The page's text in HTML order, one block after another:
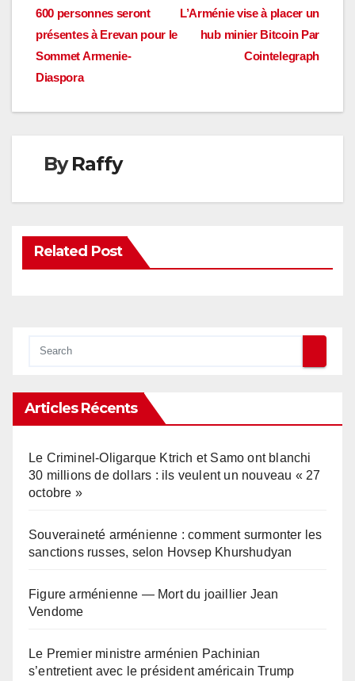
Navigation
de
l’article
L’Arménie vise à placer un
hub minier Bitcoin Par
Cointelegraph
600 personnes seront
présentes à Erevan pour le
Sommet Armenie-
Diaspora
ByRaffy
Related Post
Articles Récents
Le Criminel-Oligarque Ktrich et Samo ont blanchi
30 millions de dollars : ils veulent un nouveau « 27
octobre »
Souveraineté arménienne : comment surmonter les
sanctions russes, selon Hovsep Khurshudyan
Figure arménienne — Mort du joaillier Jean
Vendome
Le Premier ministre arménien Pachinian
s’entretient avec le président américain Trump